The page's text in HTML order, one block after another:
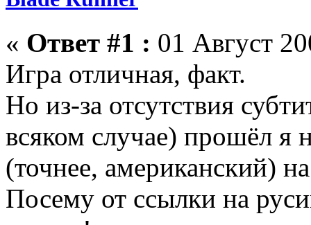
« Ответ #1 : 01 Август
Игра отличная, факт.
Но из-за отсутствия
всяком случае) прошёл я
(точнее, американский)
Посему от ссылки на